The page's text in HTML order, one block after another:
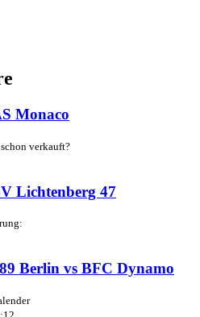
Monaco
verkauft?
Lichtenberg 47
Berlin vs BFC Dynamo